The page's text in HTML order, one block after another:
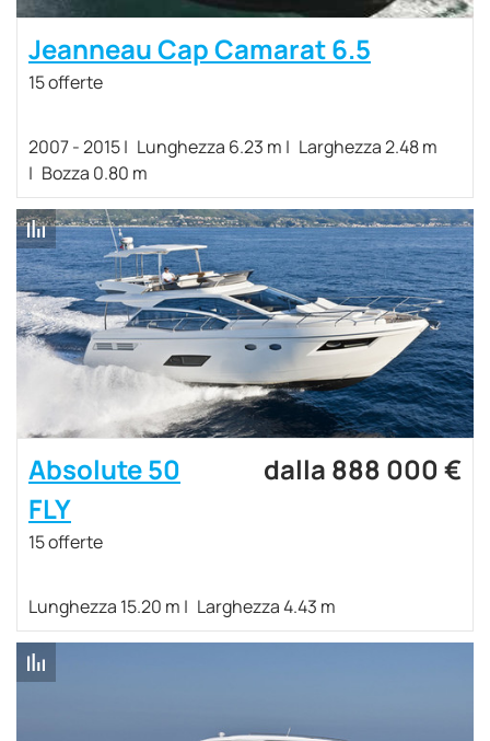
Jeanneau Cap Camarat 6.5
15 offerte
2007 - 2015 Lunghezza 6.23 m
Larghezza 2.48 m
Bozza 0.80 m
Absolute 50
FLY
15 offerte
dalla 888 000 €
Lunghezza 15.20 m Larghezza 4.43 m